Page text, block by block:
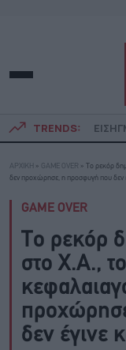
TRENDS:
ΑΡΧΙΚΗ » GAME OVER »
Το ρεκόρ
δεν προχώρησε, η προσφυγή που δεν
GAME OVER
Το ρεκόρ
στο Χ.Α.,
δεν έγινε